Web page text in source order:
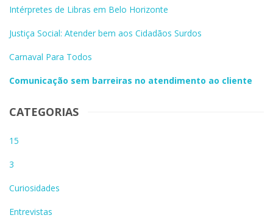
Intérpretes de Libras em Belo Horizonte
Justiça Social: Atender bem aos Cidadãos Surdos
Carnaval Para Todos
Comunicação sem barreiras no atendimento ao cliente
CATEGORIAS
15
3
Curiosidades
Entrevistas